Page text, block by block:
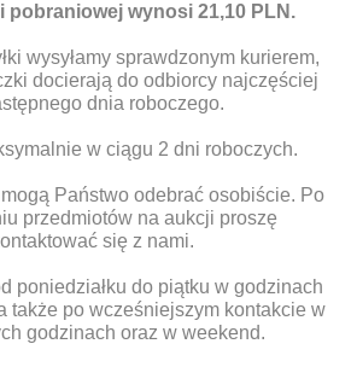
pobraniowej wynosi 21,10 PLN.
wysyłamy sprawdzonym kurierem,
docierają do odbiorcy najczęściej
dnia roboczego.
w ciągu 2 dni roboczych.
Państwo odebrać osobiście. Po
przedmiotów na aukcji proszę
się z nami.
poniedziałku do piątku w godzinach
także po wcześniejszym kontakcie w
godzinach oraz w weekend.